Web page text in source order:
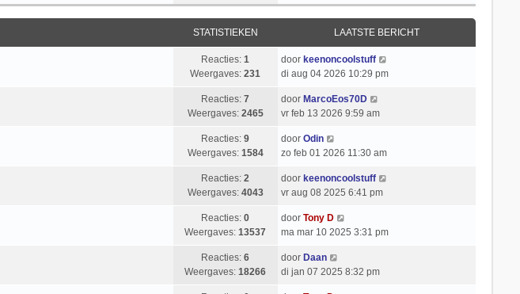
STATISTIEKEN LAATSTE BERICHT
Reacties:1
Weergaves:231
door keenoncoolstuff
di aug 04 2026 10:29 pm
Reacties:7
Weergaves: 2465
door MarcoEos70D
vr feb 13 2026 9:59 am
Reacties:9
Weergaves: 1584
door Odin
zo feb 01 2026 11:30 am
Reacties:2
Weergaves: 4043
door keenoncoolstuff
vr aug 08 2025 6:41 pm
Reacties:0
Weergaves:13537
door Tony D
ma mar 10 2025 3:31 pm
Reacties:6
Weergaves:18266
door Daan
di jan 07 2025 8:32 pm